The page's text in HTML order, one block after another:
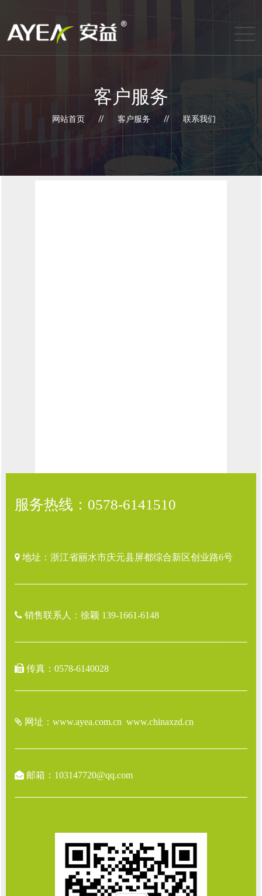
客户服务
网站首页 // 客户服务 // 联系我们
服务热线： 0578-6141510
地址：浙江省丽水市庆元县屏都综合新区创业路6号
销售联系人：徐颖 139-1661-6148
传真：0578-6140028
网址：www.ayea.com.cn www.chinaxzd.cn
邮箱：103147720@qq.com